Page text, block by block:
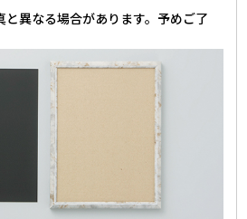
異なる場合があります。予めご了